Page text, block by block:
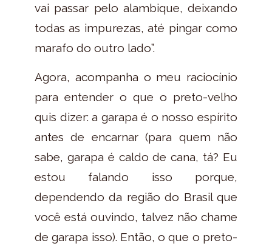
vai passar pelo alambique, deixando
todas as impurezas, até pingar como
marafo do outro lado”.
Agora, acompanha o meu raciocínio
para entender o que o preto-velho
quis dizer: a garapa é o nosso espírito
antes de encarnar (para quem não
sabe, garapa é caldo de cana, tá? Eu
estou falando isso porque,
dependendo da região do Brasil que
você está ouvindo, talvez não chame
de garapa isso). Então, o que o preto-